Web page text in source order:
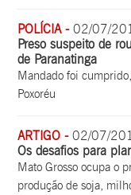
POLÍCIA -02/07/
Preso suspeito de
de Paranatinga
Mandado foi
Poxoréu
ARTIGO -02/07/
Os desafios para
Mato Grosso ocupa o
produção de soja,